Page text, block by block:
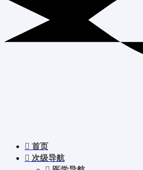
首页
次级导航